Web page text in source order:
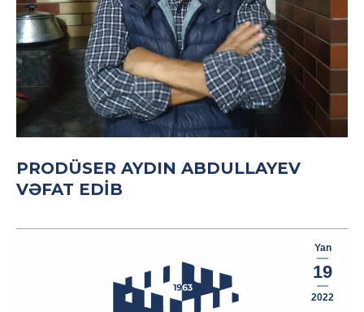
PRODÜSER AYDIN ABDULLAYEV
VƏFAT EDIB
Yan
19
2022